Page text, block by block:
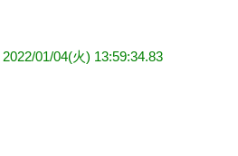
2022/01/04(火) 13:59:34.83